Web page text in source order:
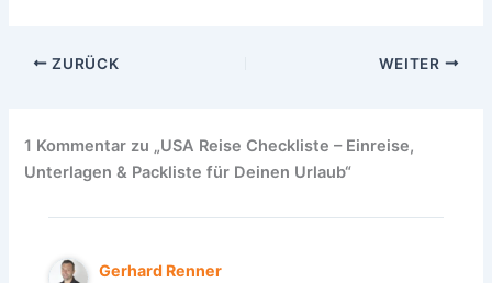
ZURÜCK WEITER
1 Kommentar zu „USA Reise Checkliste – Einreise,
Unterlagen & Packliste für Deinen Urlaub“
Gerhard Renner